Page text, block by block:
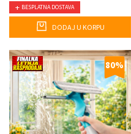
BESPLATNA DOSTAVA
DODAJ U KORPU
80%